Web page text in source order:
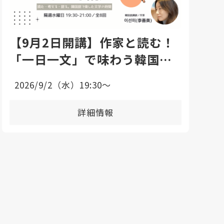
【9月2日開講】作家と読む！
「一日一文」で味わう韓国語
2026/9/2（水）19:30〜
詳細情報